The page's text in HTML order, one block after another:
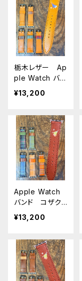
ク アップルウ
ォッチバンド 時
計ベルト こざ
くらいんこ Ap
pleWatch 対
応 バンド シリ
ーズ9 SE2023
8 SE2 7 6 SE
5 4 3 2 1に対応
栃木レザー Ap
ple Watch バン
ド コザクライン
コ バイオレッ
ー キャメル
CAMEL アップ
ルウォッチバン
ド 時計ベル
ト こざくらいん
こ AppleWatc
h 対応 バンド
シリーズ9 SE
2023 8 SE2 7
6 SE 5 4 3 2 1
¥13,200
Apple Watch
バンド コザク
ラインコ ノー
マル ブラウ
ー タータンチ
ェック BROW
N アップルウォ
ッチバンド 時
¥13,200